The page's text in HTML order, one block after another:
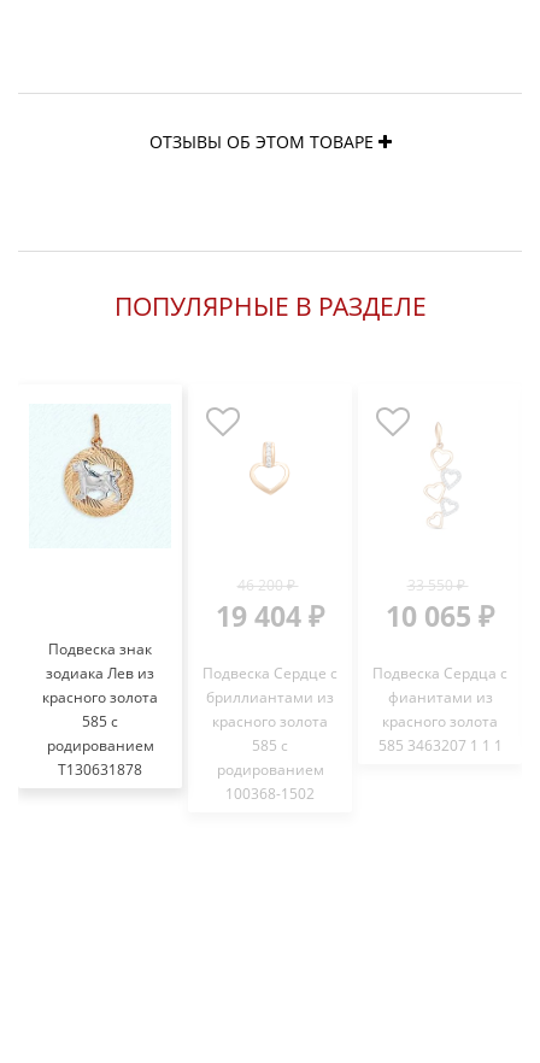
ОТЗЫВЫ ОБ ЭТОМ ТОВАРЕ
ПОПУЛЯРНЫЕ В РАЗДЕЛЕ
Подвеска знак
зодиака Лев из
красного золота
585 с
родированием
Т130631878
46 200 ₽
19 404 ₽
Подвеска Сердце с
бриллиантами из
красного золота
585 с
родированием
100368-1502
33 550 ₽
10 065 ₽
Подвеска Сердца с
фианитами из
красного золота
585 3463207 1 1 1